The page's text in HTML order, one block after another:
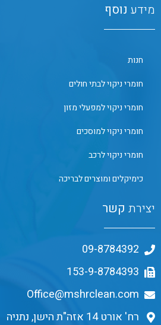
מידע נוסף
חנות
חומרי ניקוי לבתי חולים
חומרי ניקוי למפעלי מזון
חומרי ניקוי למוסכים
חומרי ניקוי לרכב
כימיקלים ומוצרים לבריכה
יצירת קשר
09-8784392
153-9-8784393
Office@mshrclean.com
רח' אורט 14 אזה"ת הישן, נתניה